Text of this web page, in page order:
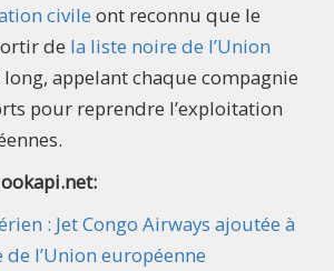
civile ont reconnu que le
de la liste noire de l’Union
appelant chaque compagnie
pour reprendre l’exploitation
: Jet Congo Airways ajoutée à
l’Union européenne